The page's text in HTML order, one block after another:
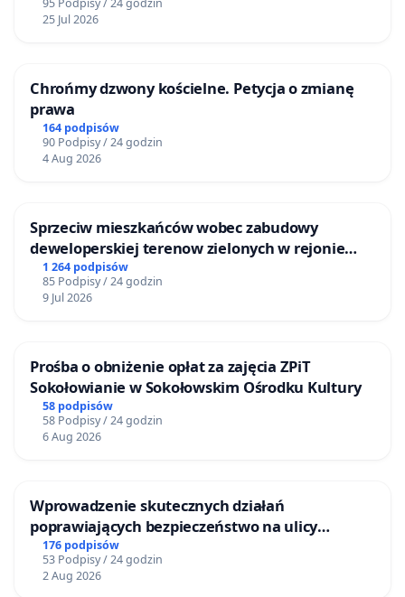
95 Podpisy / 24 godzin
25 Jul 2026
Chrońmy dzwony kościelne. Petycja o zmianę
prawa
164 podpisów
90 Podpisy / 24 godzin
4 Aug 2026
Sprzeciw mieszkańców wobec zabudowy
deweloperskiej terenow zielonych w rejonie
Bulwarów Straceńskich w Bielsku-Białej
1 264 podpisów
85 Podpisy / 24 godzin
9 Jul 2026
Prośba o obniżenie opłat za zajęcia ZPiT
Sokołowianie w Sokołowskim Ośrodku Kultury
58 podpisów
58 Podpisy / 24 godzin
6 Aug 2026
Wprowadzenie skutecznych działań
poprawiających bezpieczeństwo na ulicy
Żeromskiego w Otwocku
176 podpisów
53 Podpisy / 24 godzin
2 Aug 2026